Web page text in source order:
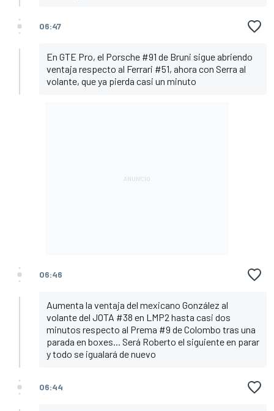
06:47
En GTE Pro, el Porsche #91 de Bruni sigue abriendo
ventaja respecto al Ferrari #51, ahora con Serra al
volante, que ya pierda casi un minuto
06:46
Aumenta la ventaja del mexicano González al
volante del JOTA #38 en LMP2 hasta casi dos
minutos respecto al Prema #9 de Colombo tras una
parada en boxes... Será Roberto el siguiente en parar
y todo se igualará de nuevo
06:44